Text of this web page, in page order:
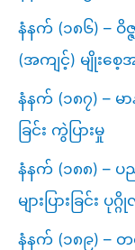
နံနက် (၁၈၆) – ဝိ
(အကျင့်) မျိုးစေ့
နံနက် (၁၈၇) –
ခြင်း ကွဲပြားမှု
နံနက် (၁၈၈) – ပ
များပြားခြင်း ပုဂ္
နံနက် (၁၈၉) – တ